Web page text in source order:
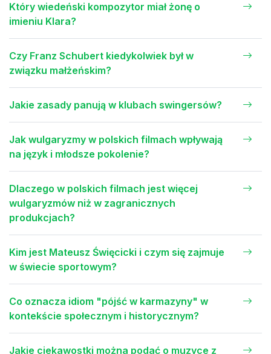
Który wiedeński kompozytor miał żonę o
imieniu Klara?
Czy Franz Schubert kiedykolwiek był w
związku małżeńskim?
Jakie zasady panują w klubach swingersów?
Jak wulgaryzmy w polskich filmach wpływają
na język i młodsze pokolenie?
Dlaczego w polskich filmach jest więcej
wulgaryzmów niż w zagranicznych
produkcjach?
Kim jest Mateusz Święcicki i czym się zajmuje
w świecie sportowym?
Co oznacza idiom "pójść w karmazyny" w
kontekście społecznym i historycznym?
Jakie ciekawostki można podać o muzyce z